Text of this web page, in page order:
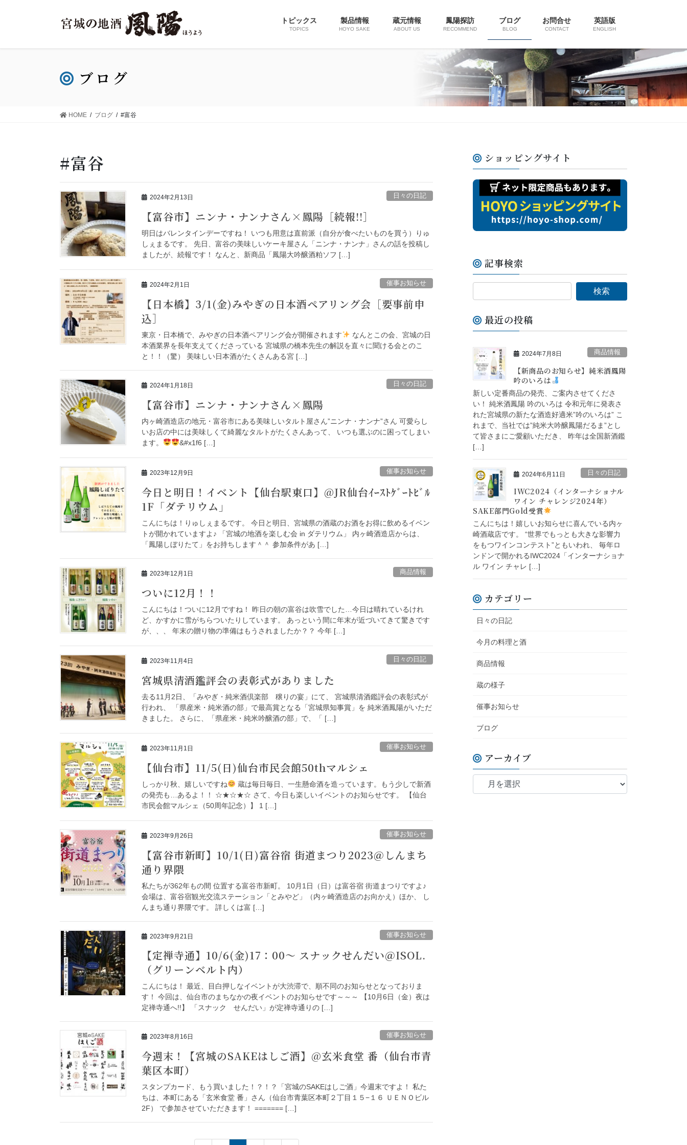
トピックス
TOPICS
製品情報
HOYO SAKE
蔵元情報
ABOUT US
鳳陽探訪
RECOMMEND
ブログ
BLOG
お問合せ
CONTACT
英語版
ENGLISH
ブログ
HOME ブログ #富谷
#富谷
2024年2月13日 日々の日記
【富谷市】ニンナ・ナンナさん×鳳陽［続報!!］
明日はバレンタインデーですね！ いつも用意は直前派（自分が食べたいものを買う）りゅ
しぇまるです。 先日、富谷の美味しいケーキ屋さん「ニンナ・ナンナ」さんの話を投稿し
ましたが、続報です！ なんと、新商品「鳳陽大吟醸酒粕ソフ […]
2024年2月1日 催事お知らせ
【日本橋】3/1(金)みやぎの日本酒ペアリング会［要事前申
込］
東京・日本橋で、みやぎの日本酒ペアリング会が開催されます
なんとこの会、宮城の日
本酒業界を長年支えてくださっている 宮城県の橋本先生の解説を直々に聞ける会とのこ
と！！（驚） 美味しい日本酒がたくさんある宮 […]
2024年1月18日 日々の日記
【富谷市】ニンナ・ナンナさん×鳳陽
内ヶ崎酒造店の地元・富谷市にある美味しいタルト屋さん”ニンナ・ナンナ”さん 可愛らし
いお店の中には美味しくて綺麗なタルトがたくさんあって、 いつも選ぶのに困ってしまい
ます。
&#x1f6 […]
2023年12月9日 催事お知らせ
今日と明日！イベント【仙台駅東口】@JR仙台ｲｰｽﾄｹﾞｰﾄﾋﾞﾙ
1F「ダテリウム」
こんにちは！りゅしぇまるです。 今日と明日、宮城県の酒蔵のお酒をお得に飲めるイベン
トが開かれていますよ♪ 「宮城の地酒を楽しむ会 in ダテリウム」 内ヶ崎酒造店からは、
「鳳陽しぼりたて」をお持ちします＾＾ 参加条件があ […]
2023年12月1日 商品情報
ついに12月！！
こんにちは！ついに12月ですね！ 昨日の朝の富谷は吹雪でした…今日は晴れているけれ
ど、かすかに雪がちらついたりしています。 あっという間に年末が近づいてきて驚きです
が、、、 年末の贈り物の準備はもうされましたか？？ 今年 […]
2023年11月4日 日々の日記
宮城県清酒鑑評会の表彰式がありました
去る11月2日、「みやぎ・純米酒倶楽部 穣りの宴」にて、 宮城県清酒鑑評会の表彰式が
行われ、 「県産米・純米酒の部」で最高賞となる「宮城県知事賞」を 純米酒鳳陽がいただ
きました。 さらに、「県産米・純米吟醸酒の部」で、「 […]
2023年11月1日 催事お知らせ
【仙台市】11/5(日)仙台市民会館50thマルシェ
しっかり秋、嬉しいですね
蔵は毎日毎日、一生懸命酒を造っています。もう少しで新酒
の発売も…あるよ！！ ☆★☆★☆ さて、今日も楽しいイベントのお知らせです。 【仙台
市民会館マルシェ（50周年記念）】 1 […]
2023年9月26日 催事お知らせ
【富谷市新町】10/1(日)富谷宿 街道まつり2023＠しんまち
通り界隈
私たちが362年もの間 位置する富谷市新町。 10月1日（日）は富谷宿 街道まつりですよ♪
会場は、富谷宿観光交流ステーション「とみやど」（内ヶ崎酒造店のお向かえ）ほか、 し
んまち通り界隈です。 詳しくは富 […]
2023年9月21日 催事お知らせ
【定禅寺通】10/6(金)17：00～ スナックせんだい＠ISOL.
（グリーンベルト内）
こんにちは！ 最近、目白押しなイベントが大渋滞で、順不同のお知らせとなっておりま
す！ 今回は、仙台市のまちなかの夜イベントのお知らせです～～～ 【10月6日（金）夜は
定禅寺通へ!!】 「スナック せんだい」が定禅寺通りの […]
2023年8月16日 催事お知らせ
今週末！【宮城のSAKEはしご酒】@玄米食堂 番（仙台市青
葉区本町）
スタンプカード、もう買いました！？！？「宮城のSAKEはしご酒」今週末ですよ！ 私た
ちは、本町にある「玄米食堂 番」さん（仙台市青葉区本町２丁目１５−１６ ＵＥＮＯビル
2F） で参加させていただきます！ ======= […]
ショッピングサイト
記事検索
最近の投稿
2024年7月8日 商品情報
【新商品のお知らせ】純米酒鳳陽
吟のいろは
新しい定番商品の発売、ご案内させてくださ
い！ 純米酒鳳陽 吟のいろは 令和元年に発表さ
れた宮城県の新たな酒造好適米”吟のいろは” こ
れまで、当社では”純米大吟醸鳳陽だるま”とし
て皆さまにご愛顧いただき、 昨年は全国新酒鑑
[…]
2024年6月11日 日々の日記
IWC2024（インターナショナル
ワイン チャレンジ2024年）
SAKE部門Gold受賞
こんにちは！嬉しいお知らせに喜んでいる内ヶ
崎酒蔵店です。 “世界でもっとも大きな影響力
をもつワインコンテスト”ともいわれ、 毎年ロ
ンドンで開かれるIWC2024「インターナショナ
ル ワイン チャレ […]
カテゴリー
日々の日記
今月の料理と酒
商品情報
蔵の様子
催事お知らせ
ブログ
アーカイブ